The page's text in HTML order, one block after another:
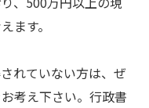
ます。
れていない方は、ぜ
考え下さい。行政書